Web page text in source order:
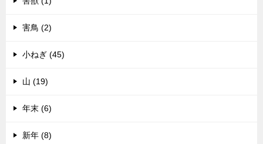
害鳥 (2)
小ねぎ (45)
山 (19)
年末 (6)
新年 (8)